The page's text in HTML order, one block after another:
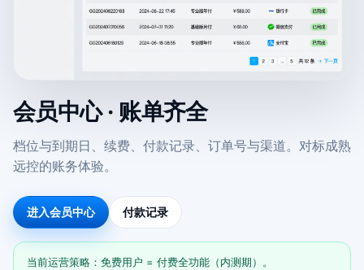
会员中心 · 账单齐全
档位与到期日、续费、付款记录、订单号与渠道。对标成熟
远控的账务体验。
进入会员中心 付款记录
当前运营策略：免费用户 = 付费全功能（内测期）。